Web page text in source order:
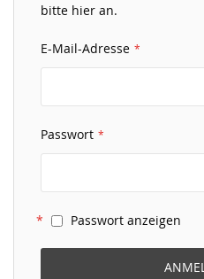
bitte hier an.
E-Mail-Adresse
Passwort
Passwort anzeigen